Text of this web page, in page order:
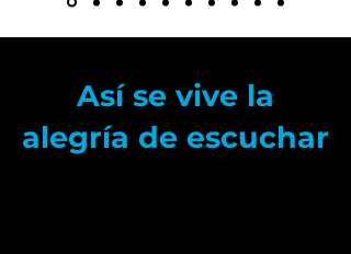
Así se vive la
alegría de escuchar